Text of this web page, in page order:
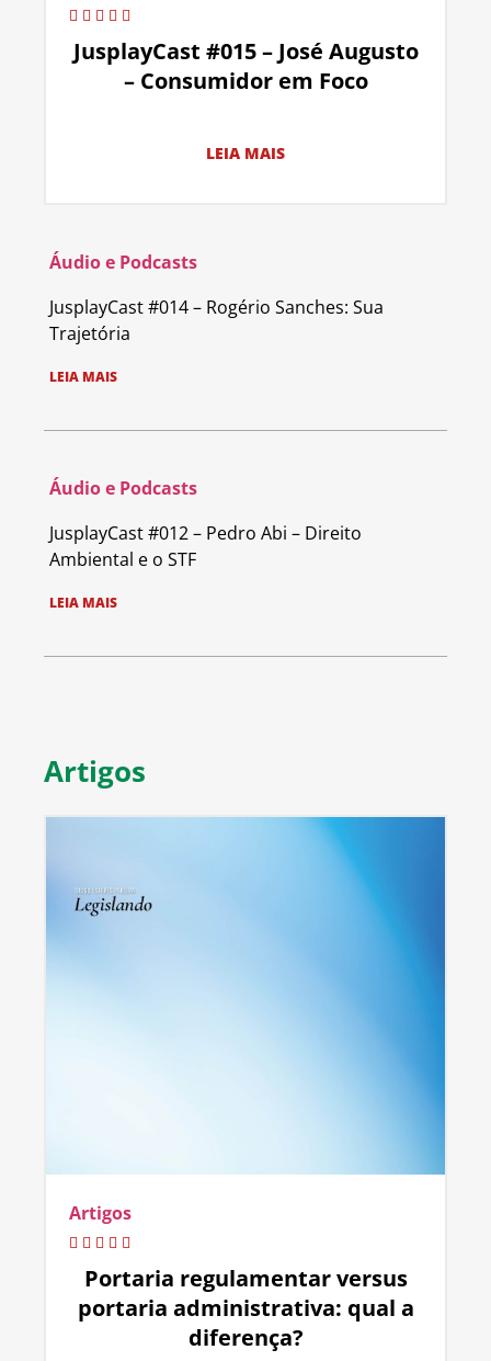
JusplayCast #015 – José Augusto
– Consumidor em Foco
LEIA MAIS
Áudio e Podcasts
JusplayCast #014 – Rogério Sanches: Sua
Trajetória
LEIA MAIS
Áudio e Podcasts
JusplayCast #012 – Pedro Abi – Direito
Ambiental e o STF
LEIA MAIS
Artigos
Artigos
Portaria regulamentar versus
portaria administrativa: qual a
diferença?